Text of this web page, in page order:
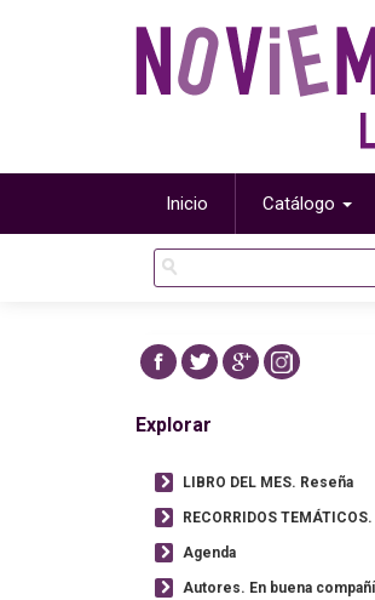
Inicio Catálogo
Explorar
LIBRO DEL MES. Reseña
RECORRIDOS
Agenda
Autores. En buena